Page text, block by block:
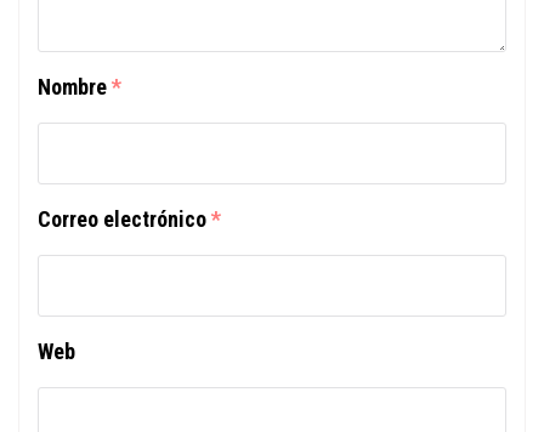
Nombre*
Correo electrónico*
Web